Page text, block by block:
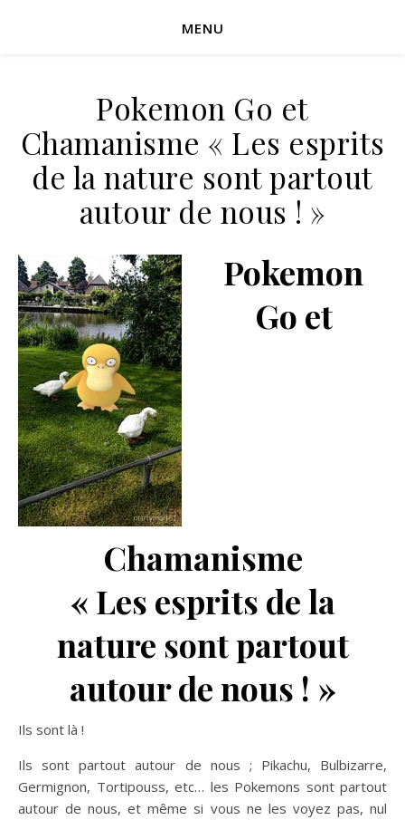
MENU
Pokemon Go et
Chamanisme « Les esprits
de la nature sont partout
autour de nous ! »
Pokemon
Go et
Chamanisme
« Les esprits de la
nature sont partout
autour de nous ! »
Ils sont là !
Ils sont partout autour de nous ; Pikachu, Bulbizarre,
Germignon, Tortipouss, etc… les Pokemons sont partout
autour de nous, et même si vous ne les voyez pas, nul